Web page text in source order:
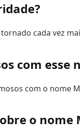
cada vez
com esse
com o nome
o nome